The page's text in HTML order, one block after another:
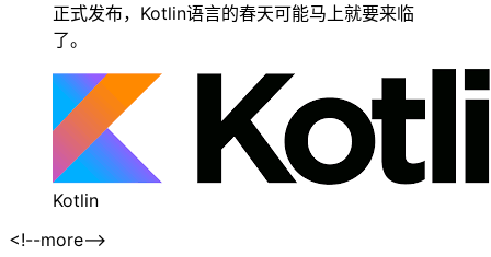
正式发布，Kotlin语言的春天可能马上就要来临
了。
Kotlin
<!--more-->